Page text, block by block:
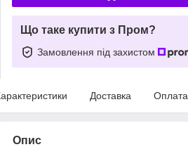
Що таке купити з Пром?
Замовлення під захистом
Доставка Оплата
Опис